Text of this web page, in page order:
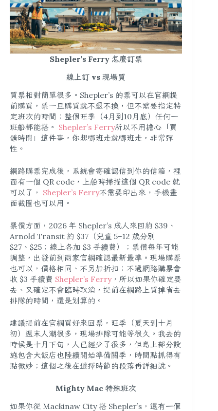
Shepler’s Ferry 怎麼訂票
線上訂 vs 現場買
買票相對簡單很多。Shepler’s 的票可以在官網提
前購買，票一旦購買就不退不換，但不需要指定特
定班次的時間；整個旺季（4月到10月底）任何一
班船都能搭。 Shepler’s Ferry所以不用擔心「買
錯時間」這件事，你想哪班走就哪班走，非常彈
性。
網路購票完成後，系統會寄確認信到你的信箱，裡
面有一個 QR code，上船時掃描這個 QR code 就
可以了， Shepler’s Ferry不需要印出來，手機畫
面截圖也可以用。
票價方面，2026 年 Shepler’s 成人來回約 $39、
Arnold Transit 約 $37（兒童 5–12 歲分別
$27、$25；線上各加 $3 手續費）；票價每年可能
調整，出發前到兩家官網確認最新最準。現場購票
也可以，價格相同、不另加折扣；不過網路購票會
收 $3 手續費 Shepler’s Ferry，所以如果你確定要
去、又確定不會臨時取消，提前在網路上買掉省去
排隊的時間，還是划算的。
建議提前在官網買好來回票，旺季（夏天到十月
初）週末人潮很多，現場排隊可能等很久。我去的
時候是十月下旬，人已經少了很多，但島上部分設
施包含大飯店也陸續開始準備關季，時間點抓得有
點微妙；這個之後在選擇時節的段落再詳細說。
Mighty Mac 特殊班次
如果你從 Mackinaw City 搭 Shepler’s，還有一個